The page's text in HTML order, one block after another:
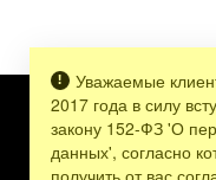
Уважаемые
2017 года в силу
закону 152-ФЗ 'О
данных', согласно
получить от вас